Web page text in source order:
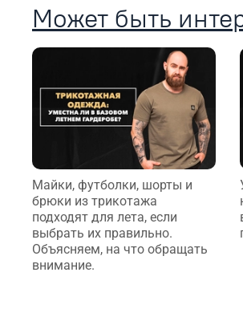
Может быть
Майки, футболки, шорты и
брюки из трикотажа
подходят для лета, если
выбрать их правильно.
Объясняем, на что обращать
внимание.